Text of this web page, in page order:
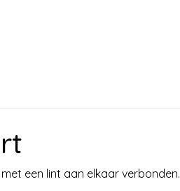
een lint aan elkaar verbonden.